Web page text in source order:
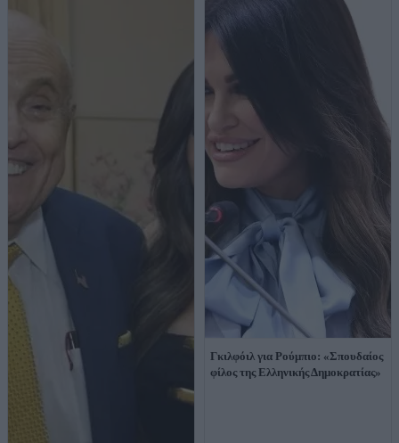
Γκιλφόιλ για Ρούμπιο: «Σπουδαίος
φίλος της Ελληνικής Δημοκρατίας»